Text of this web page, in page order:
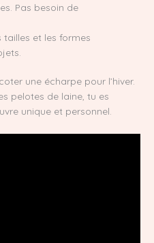
Pas besoin de
et les formes
une écharpe pour l’hiver.
pelotes de laine, tu es
unique et personnel.